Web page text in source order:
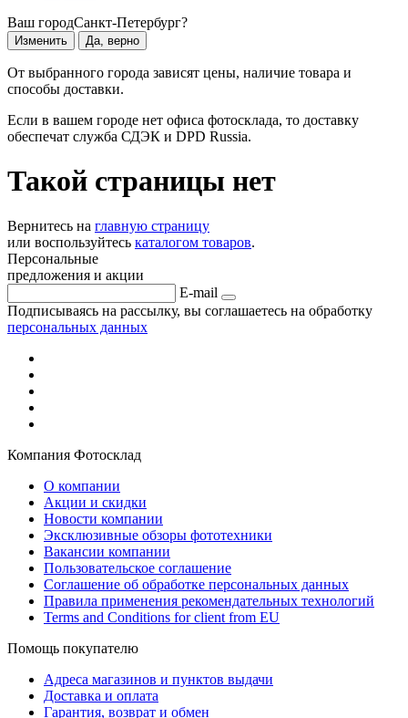
Ваш городСанкт-Петербург?
Изменить Да, верно
От выбранного города зависят цены, наличие товара и
способы доставки.
Если в вашем городе нет офиса фотосклада, то доставку
обеспечат служба СДЭК и DPD Russia.
Такой страницы нет
Вернитесь на главную страницу
или воспользуйтесь каталогом товаров.
Персональные
предложения и акции
E-mail
Подписываясь на рассылку, вы соглашаетесь на обработку
персональных данных
Компания Фотосклад
О компании
Акции и скидки
Новости компании
Эксклюзивные обзоры фототехники
Вакансии компании
Пользовательское соглашение
Соглашение об обработке персональных данных
Правила применения рекомендательных технологий
Terms and Conditions for client from EU
Помощь покупателю
Адреса магазинов и пунктов выдачи
Доставка и оплата
Гарантия, возврат и обмен